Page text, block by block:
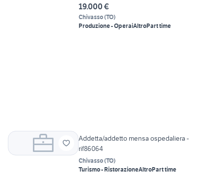
19.000 €
Chivasso(TO)
Produzione - OperaiAltroPart time
Addetta/addetto mensa ospedaliera -
rif86064
Chivasso(TO)
Turismo - RistorazioneAltroPart time